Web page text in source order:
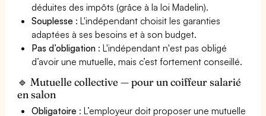
déduites des impôts (grâce à la loi Madelin).
Souplesse : L'indépendant choisit les garanties
adaptées à ses besoins et à son budget.
Pas d’obligation : L'indépendant n'est pas obligé
d’avoir une mutuelle, mais c’est fortement conseillé.
🔹 Mutuelle collective — pour un coiffeur salarié
en salon
Obligatoire : L’employeur doit proposer une mutuelle